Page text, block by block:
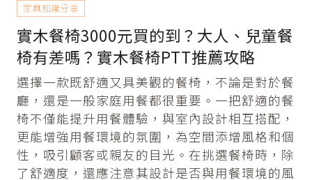
家具知識分享
實木餐椅3000元買的到？大人、兒童餐
椅有差嗎？實木餐椅PTT推薦攻略
選擇一款既舒適又具美觀的餐椅，不論是對於餐
廳，還是一般家庭用餐都很重要。一把舒適的餐
椅不僅能提升用餐體驗，與室內設計相互搭配，
更能增強用餐環境的氛圍，為空間添增風格和個
性，吸引顧客或親友的目光。在挑選餐椅時，除
了舒適度，還應注意其設計是否與用餐環境的風